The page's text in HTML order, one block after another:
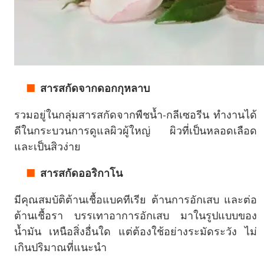
สารสกัดจากดอกกุหลาบ
รวมอยู่ในกลุ่มสารสกัดจากพืชน้ำ-กลีเซอรีน ทำงานได้
ดีในกระบวนการดูแลผิวผู้ใหญ่ ผิวที่เป็นหลอดเลือด
และเป็นสิวง่าย
สารสกัดออริกาโน
มีคุณสมบัติต้านเชื้อแบคทีเรีย ต้านการอักเสบ และต่อ
ต้านเชื้อรา บรรเทาอาการอักเสบ มาในรูปแบบของ
น้ำมัน เหนือสิ่งอื่นใด แต่ต้องใช้อย่างระมัดระวัง ไม่
เกินปริมาณที่แนะนำ